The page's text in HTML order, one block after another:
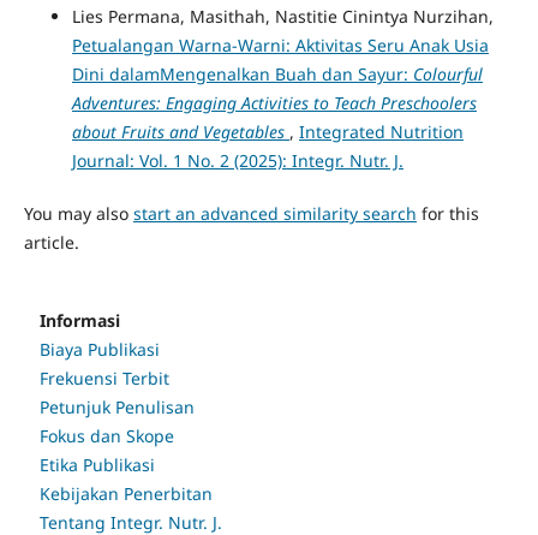
Lies Permana, Masithah, Nastitie Cinintya Nurzihan,
Petualangan Warna-Warni: Aktivitas Seru Anak Usia
Dini dalamMengenalkan Buah dan Sayur: Colourful
Adventures: Engaging Activities to Teach Preschoolers
about Fruits and Vegetables , Integrated Nutrition
Journal: Vol. 1 No. 2 (2025): Integr. Nutr. J.
You may also start an advanced similarity search for this
article.
Informasi
Biaya Publikasi
Frekuensi Terbit
Petunjuk Penulisan
Fokus dan Skope
Etika Publikasi
Kebijakan Penerbitan
Tentang Integr. Nutr. J.